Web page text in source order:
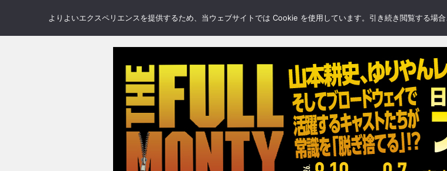
NEWS REVIEWS GALLERY BLOGS FEATURE
よりよいエクスペリエンスを提供するため、当ウェブサイトでは Cookie を使用しています。引き続き閲覧する場